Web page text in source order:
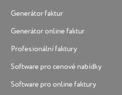
Generátor faktur
Generátor online faktur
Profesionální faktury
Software pro cenové nabídky
Software pro online faktury